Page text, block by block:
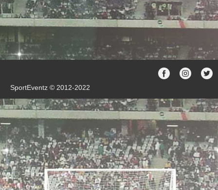
SportEventz © 2012-2022